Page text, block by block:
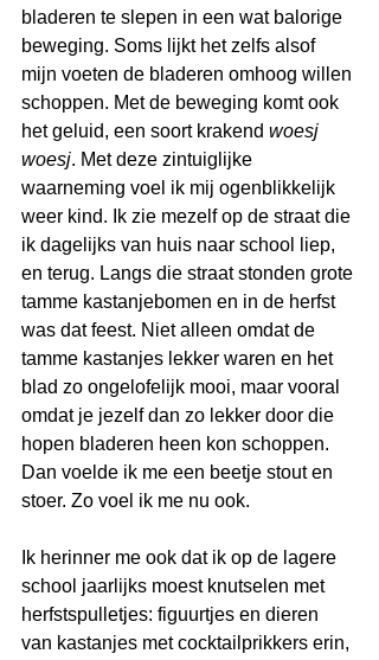
bladeren te slepen in een wat balorige
beweging. Soms lijkt het zelfs alsof
mijn voeten de bladeren omhoog willen
schoppen. Met de beweging komt ook
het geluid, een soort krakend woesj
woesj. Met deze zintuiglijke
waarneming voel ik mij ogenblikkelijk
weer kind. Ik zie mezelf op de straat die
ik dagelijks van huis naar school liep,
en terug. Langs die straat stonden grote
tamme kastanjebomen en in de herfst
was dat feest. Niet alleen omdat de
tamme kastanjes lekker waren en het
blad zo ongelofelijk mooi, maar vooral
omdat je jezelf dan zo lekker door die
hopen bladeren heen kon schoppen.
Dan voelde ik me een beetje stout en
stoer. Zo voel ik me nu ook.
Ik herinner me ook dat ik op de lagere
school jaarlijks moest knutselen met
herfstspulletjes: figuurtjes en dieren
van kastanjes met cocktailprikkers erin,